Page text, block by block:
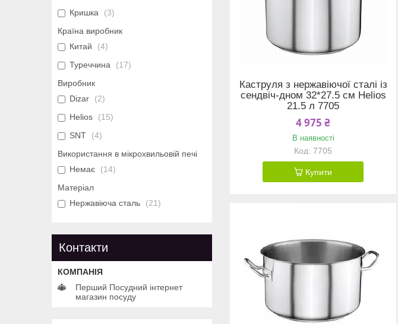
Каструля з нержавіючої сталі із
сендвіч-дном 32*27.5 см Helios
21.5 л 7705
4 975 ₴
В наявності
7705
Купити
Кришка
3
Країна виробник
Китай
4
Туреччина
17
Виробник
Dizar
2
Helios
15
SNT
4
Використання в мікрохвильовій печі
Немає
14
Матеріал
Нержавіюча сталь
21
Контакти
Перший Посудний інтернет
магазин посуду